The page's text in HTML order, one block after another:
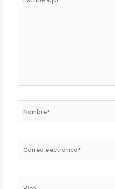
aquí...
electrónico*